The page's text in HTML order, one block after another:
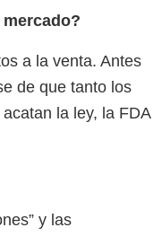
a la venta. Antes
de que tanto los
la ley, la FDA
y las